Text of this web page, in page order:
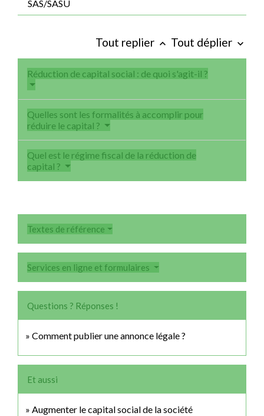
SAS/SASU
Tout replier keyboard_arrow_up Tout déplier keyboard_arrow_down
Réduction de capital social : de quoi s'agit-il ?
Quelles sont les formalités à accomplir pour
réduire le capital ?
Quel est le régime fiscal de la réduction de
capital ?
Textes de référence
Services en ligne et formulaires
Questions ? Réponses !
Comment publier une annonce légale ?
Et aussi
Augmenter le capital social de la société